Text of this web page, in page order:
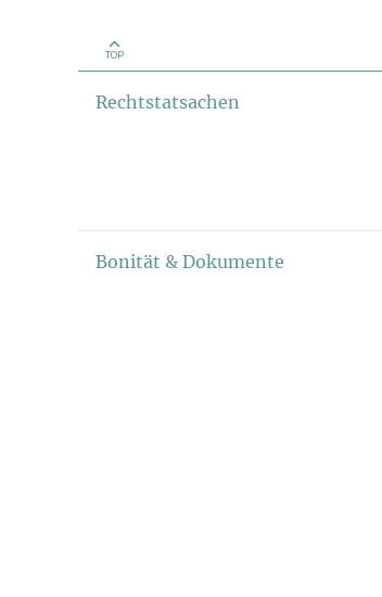
TOP
Rechtstatsachen
Bonität & Dokumente